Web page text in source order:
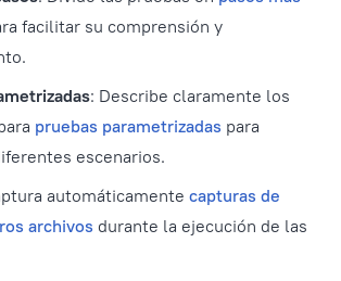
facilitar su comprensión y
: Describe claramente los
pruebas parametrizadas para
escenarios.
automáticamente capturas de
archivos durante la ejecución de las